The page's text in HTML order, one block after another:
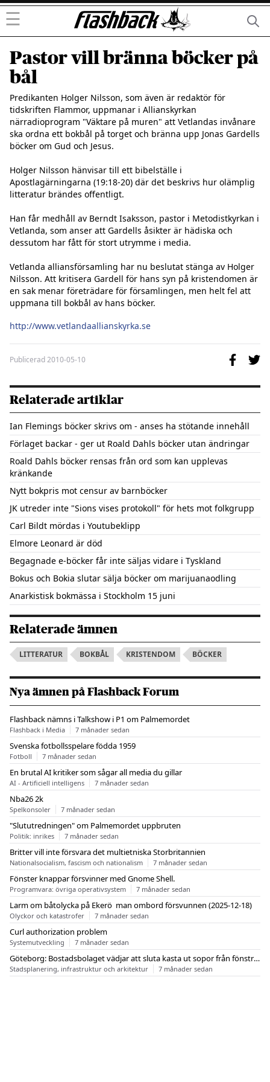
☰
Pastor vill bränna böcker på
bål
Predikanten Holger Nilsson, som även är redaktör för
tidskriften Flammor, uppmanar i Allianskyrkan
närradioprogram "Väktare på muren" att Vetlandas invånare
ska ordna ett bokbål på torget och bränna upp Jonas Gardells
böcker om Gud och Jesus.
Holger Nilsson hänvisar till ett bibelställe i
Apostlagärningarna (19:18-20) där det beskrivs hur olämplig
litteratur brändes offentligt.
Han får medhåll av Berndt Isaksson, pastor i Metodistkyrkan i
Vetlanda, som anser att Gardells åsikter är hädiska och
dessutom har fått för stort utrymme i media.
Vetlanda alliansförsamling har nu beslutat stänga av Holger
Nilsson. Att kritisera Gardell för hans syn på kristendomen är
en sak menar företrädare för församlingen, men helt fel att
uppmana till bokbål av hans böcker.
http://www.vetlandaallianskyrka.se
Publicerad2010-05-10
Relaterade artiklar
Ian Flemings böcker skrivs om - anses ha stötande innehåll
Förlaget backar - ger ut Roald Dahls böcker utan ändringar
Roald Dahls böcker rensas från ord som kan upplevas
kränkande
Nytt bokpris mot censur av barnböcker
JK utreder inte "Sions vises protokoll" för hets mot folkgrupp
Carl Bildt mördas i Youtubeklipp
Elmore Leonard är död
Begagnade e-böcker får inte säljas vidare i Tyskland
Bokus och Bokia slutar sälja böcker om marijuanaodling
Anarkistisk bokmässa i Stockholm 15 juni
Relaterade ämnen
LITTERATUR BOKBÅL KRISTENDOM BÖCKER
Nya ämnen på Flashback Forum
Flashback nämns i Talkshow i P1 om Palmemordet
Flashback i Media 7 månader sedan
Svenska fotbollsspelare födda 1959
Fotboll 7 månader sedan
En brutal AI kritiker som sågar all media du gillar
AI - Artificiell intelligens 7 månader sedan
Nba26 2k
Spelkonsoler 7 månader sedan
"Slututredningen" om Palmemordet uppbruten
Politik: inrikes 7 månader sedan
Britter vill inte försvara det multietniska Storbritannien
Nationalsocialism, fascism och nationalism 7 månader sedan
Fönster knappar försvinner med Gnome Shell.
Programvara: övriga operativsystem 7 månader sedan
Larm om båtolycka på Ekerö  man ombord försvunnen (2025-12-18)
Olyckor och katastrofer 7 månader sedan
Curl authorization problem
Systemutveckling 7 månader sedan
Göteborg: Bostadsbolaget vädjar att sluta kasta ut sopor från fönstren
Stadsplanering, infrastruktur och arkitektur 7 månader sedan